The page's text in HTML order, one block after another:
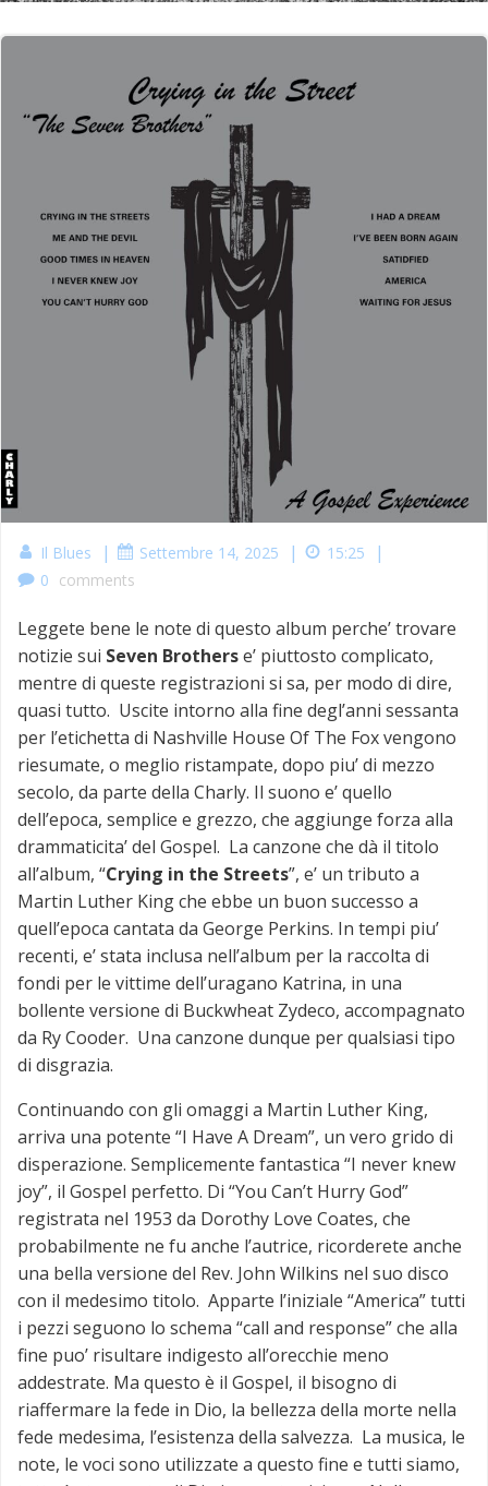
Il Blues | Settembre 14, 2025 | 15:25 |
0 comments
Leggete bene le note di questo album perche’ trovare
notizie sui Seven Brotherse’ piuttosto complicato,
mentre di queste registrazioni si sa, per modo di dire,
quasi tutto. Uscite intorno alla fine degl’anni sessanta
per l’etichetta di Nashville House Of The Fox vengono
riesumate, o meglio ristampate, dopo piu’ di mezzo
secolo, da parte della Charly. Il suono e’ quello
dell’epoca, semplice e grezzo, che aggiunge forza alla
drammaticita’ del Gospel. La canzone che dà il titolo
all’album, “Crying in the Streets”, e’ un tributo a
Martin Luther King che ebbe un buon successo a
quell’epoca cantata da George Perkins. In tempi piu’
recenti, e’ stata inclusa nell’album per la raccolta di
fondi per le vittime dell’uragano Katrina, in una
bollente versione di Buckwheat Zydeco, accompagnato
da Ry Cooder. Una canzone dunque per qualsiasi tipo
di disgrazia.
Continuando con gli omaggi a Martin Luther King,
arriva una potente “I Have A Dream”, un vero grido di
disperazione. Semplicemente fantastica “I never knew
joy”, il Gospel perfetto. Di “You Can’t Hurry God”
registrata nel 1953 da Dorothy Love Coates, che
probabilmente ne fu anche l’autrice, ricorderete anche
una bella versione del Rev. John Wilkins nel suo disco
con il medesimo titolo. Apparte l’iniziale “America” tutti
i pezzi seguono lo schema “call and response” che alla
fine puo’ risultare indigesto all’orecchie meno
addestrate. Ma questo è il Gospel, il bisogno di
riaffermare la fede in Dio, la bellezza della morte nella
fede medesima, l’esistenza della salvezza. La musica, le
note, le voci sono utilizzate a questo fine e tutti siamo,